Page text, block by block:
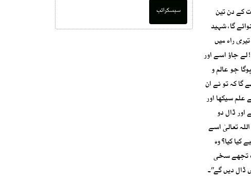
کے دن تین
گا، شہید
راہ میں
لے جاؤ اسے اور
جو عالم و
گا کہ تو نے ان
علم سیکھا اور
اور ڈال دو
تعالیٰ اسے
کیا کیا؟ وہ
تجھے سخی
دیں گے’’۔
سبسکرائب